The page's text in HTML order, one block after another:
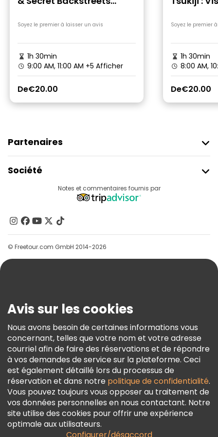
Soyez le premier à laisser un avis
1h 30min
9:00 AM, 11:00 AM +5 Afficher
De€20.00
culture
Soyez le premier
1h 30min
8:00 AM,
De€20.00
Partenaires
Connexion Du Fournisseur
Programme D’affiliation
Société
Contactez-Nous
Groupes
Aide
Conditions Générales Et Mentions Légales
Politique En Matière De Cookies
Freetour Prix
Programme De Fidélité
Notes et commentaires fournis par
© Freetour.com GmbH 2014-2026
Avis sur les cookies
Nous avons besoin de certaines informations vous
concernant, telles que votre nom et votre adresse
courriel afin de faire des réservations et de répondre
à vos demandes de service sur la plateforme. Ceci
est également détaillé lors du processus de
réservation et dans notre politique de confidentialité.
Vous pouvez toujours vous opposer au traitement de
vos données personnelles en nous contactant. Notre
site utilise des cookies pour offrir une expérience
optimale aux utilisateurs.